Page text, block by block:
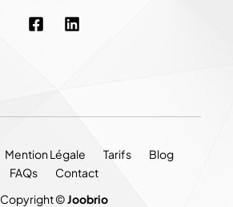
Mention Légale Tarifs
Blog
FAQs
Contact
Copyright ©Joobrio